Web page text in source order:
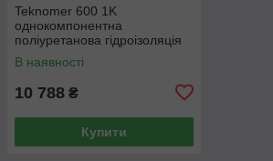
Teknomer 600 1K
однокомпонентна
поліуретанова гідроізоляція
для дахів, терас, балконів та
фундаментів, 25 кг
В наявності
10 788 ₴
Купити